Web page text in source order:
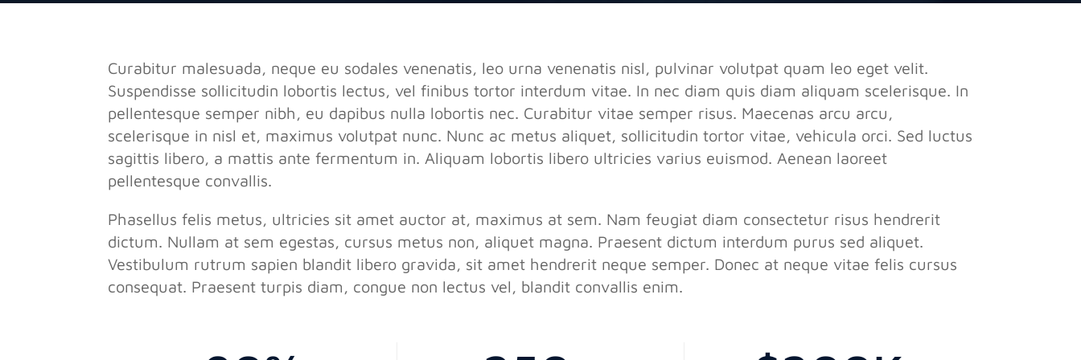
Curabitur malesuada, neque eu sodales venenatis, leo urna venenatis nisl, pulvinar volutpat quam leo eget velit.
Suspendisse sollicitudin lobortis lectus, vel finibus tortor interdum vitae. In nec diam quis diam aliquam scelerisque. In
pellentesque semper nibh, eu dapibus nulla lobortis nec. Curabitur vitae semper risus. Maecenas arcu arcu,
scelerisque in nisl et, maximus volutpat nunc. Nunc ac metus aliquet, sollicitudin tortor vitae, vehicula orci. Sed luctus
sagittis libero, a mattis ante fermentum in. Aliquam lobortis libero ultricies varius euismod. Aenean laoreet
pellentesque convallis.
Phasellus felis metus, ultricies sit amet auctor at, maximus at sem. Nam feugiat diam consectetur risus hendrerit
dictum. Nullam at sem egestas, cursus metus non, aliquet magna. Praesent dictum interdum purus sed aliquet.
Vestibulum rutrum sapien blandit libero gravida, sit amet hendrerit neque semper. Donec at neque vitae felis cursus
consequat. Praesent turpis diam, congue non lectus vel, blandit convallis enim.